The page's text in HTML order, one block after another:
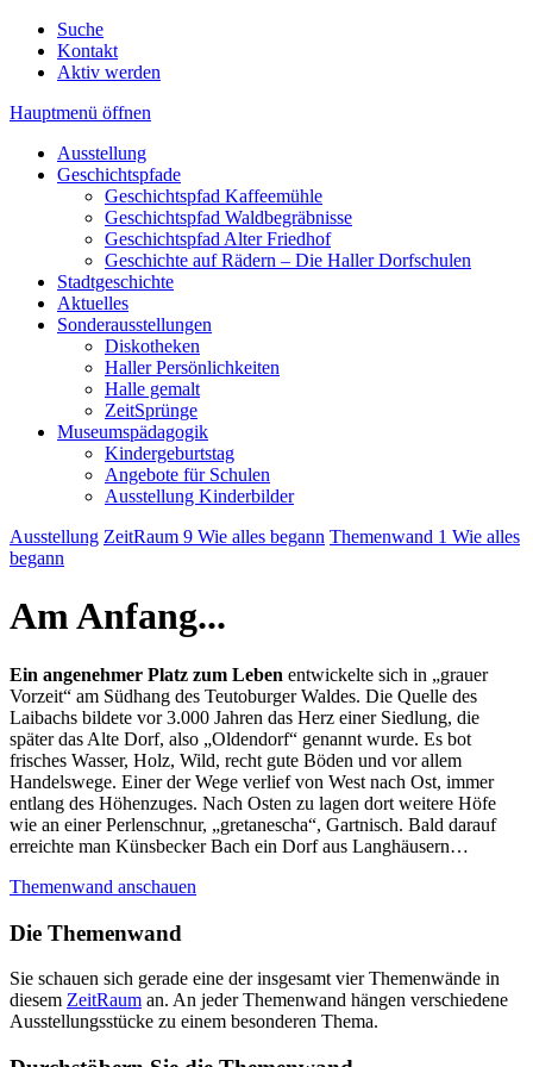
Suche
Kontakt
Aktiv werden
Hauptmenü öffnen
Ausstellung
Geschichtspfade
Geschichtspfad Kaffeemühle
Geschichtspfad Waldbegräbnisse
Geschichtspfad Alter Friedhof
Geschichte auf Rädern – Die Haller Dorfschulen
Stadtgeschichte
Aktuelles
Sonderausstellungen
Diskotheken
Haller Persönlichkeiten
Halle gemalt
ZeitSprünge
Museumspädagogik
Kindergeburtstag
Angebote für Schulen
Ausstellung Kinderbilder
Ausstellung ZeitRaum 9 Wie alles begann Themenwand 1 Wie alles
begann
Am Anfang...
Ein angenehmer Platz zum Leben entwickelte sich in „grauer
Vorzeit“ am Südhang des Teutoburger Waldes. Die Quelle des
Laibachs bildete vor 3.000 Jahren das Herz einer Siedlung, die
später das Alte Dorf, also „Oldendorf“ genannt wurde. Es bot
frisches Wasser, Holz, Wild, recht gute Böden und vor allem
Handelswege. Einer der Wege verlief von West nach Ost, immer
entlang des Höhenzuges. Nach Osten zu lagen dort weitere Höfe
wie an einer Perlenschnur, „gretanescha“, Gartnisch. Bald darauf
erreichte man Künsbecker Bach ein Dorf aus Langhäusern…
Themenwand anschauen
Die Themenwand
Sie schauen sich gerade eine der insgesamt vier Themenwände in
diesem ZeitRaum an. An jeder Themenwand hängen verschiedene
Ausstellungsstücke zu einem besonderen Thema.